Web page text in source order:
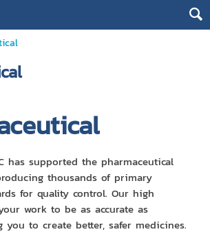
has supported the pharmaceutical
thousands of primary
for quality control. Our high
work to be as accurate as
you to create better, safer medicines.